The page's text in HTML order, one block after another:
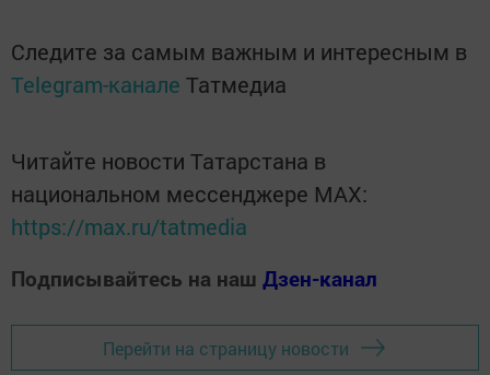
Следите за самым важным и интересным в
Telegram-канале Татмедиа
Читайте новости Татарстана в
национальном мессенджере MАХ:
https://max.ru/tatmedia
Подписывайтесь на наш Дзен-канал
Перейти на страницу новости